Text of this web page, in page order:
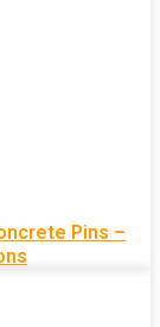
Pins –